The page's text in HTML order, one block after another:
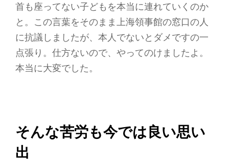
首も座ってない子どもを本当に連れていくのか
と。この言葉をそのまま上海領事館の窓口の人
に抗議しましたが、本人でないとダメですの一
点張り。仕方ないので、やってのけましたよ。
本当に大変でした。
そんな苦労も今では良い思い
出